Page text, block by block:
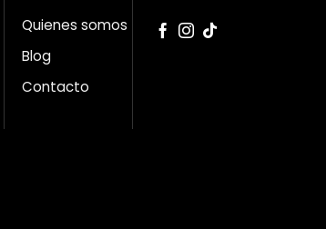
Quienes somos
Blog
Contacto